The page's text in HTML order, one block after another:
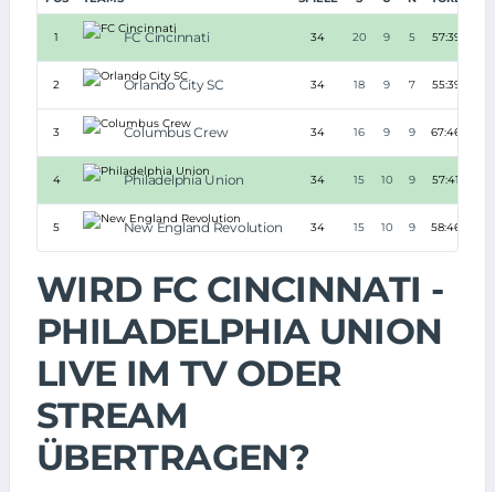
1 FC Cincinnati 34 20 9 5 57:39
2 Orlando City SC 34 18 9 7 55:39
3 Columbus Crew 34 16 9 9 67:46
4 Philadelphia Union 34 15 10 9 57:41
5 New England Revolution 34 15 10 9 58:46
WIRD FC CINCINNATI -
PHILADELPHIA UNION
LIVE IM TV ODER
STREAM
ÜBERTRAGEN?